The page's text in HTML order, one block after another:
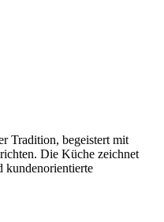
Tradition, begeistert mit
Die Küche zeichnet
kundenorientierte